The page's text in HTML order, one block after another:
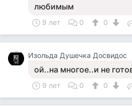
любимым
9 лет 0 0
Изольда Душечка Досвидос
ой..на многое..и не
9 лет 0 0